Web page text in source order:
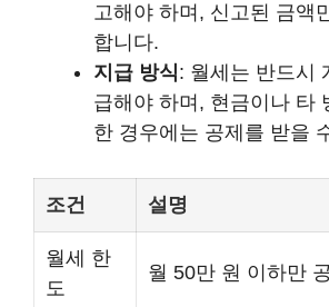
고해야 하며, 신고된 금액
합니다.
지급 방식: 월세는 반드시
급해야 하며, 현금이나 타
한 경우에는 공제를 받을
조건 설명
월세 한
도
월 50만 원 이하만